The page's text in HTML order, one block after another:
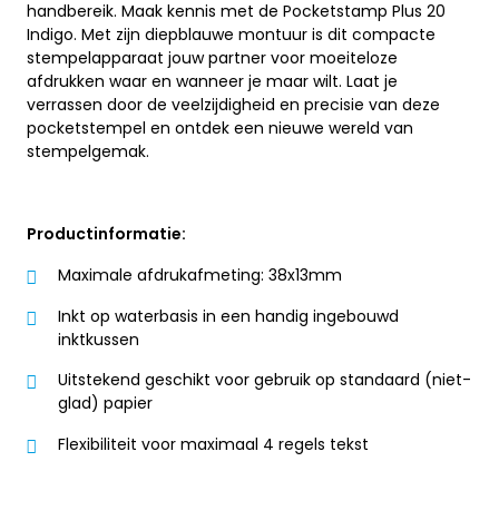
handbereik. Maak kennis met de Pocketstamp Plus 20
Indigo. Met zijn diepblauwe montuur is dit compacte
stempelapparaat jouw partner voor moeiteloze
afdrukken waar en wanneer je maar wilt. Laat je
verrassen door de veelzijdigheid en precisie van deze
pocketstempel en ontdek een nieuwe wereld van
stempelgemak.
Productinformatie:
Maximale afdrukafmeting: 38x13mm
Inkt op waterbasis in een handig ingebouwd
inktkussen
Uitstekend geschikt voor gebruik op standaard (niet-
glad) papier
Flexibiliteit voor maximaal 4 regels tekst